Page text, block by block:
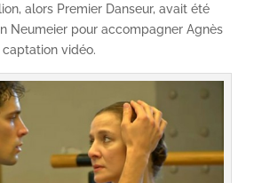
alors Premier Danseur, avait été
Neumeier pour accompagner Agnès
vidéo.